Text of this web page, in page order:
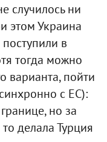
случилось ни
этом Украина
в
тогда можно
варианта, пойти
с ЕС):
но за
делала Турция